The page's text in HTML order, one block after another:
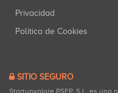
Privacidad
Política de Cookies
SITIO SEGURO
Startupxplore PSFP, S.L. es